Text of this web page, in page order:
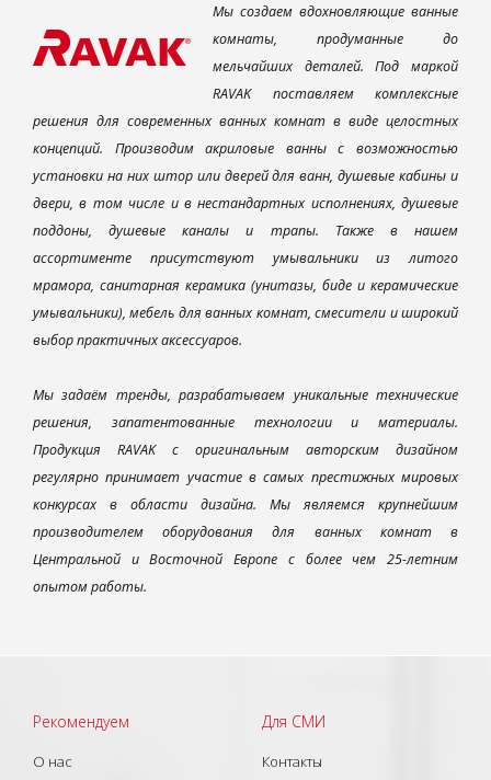
Мы создаем вдохновляющие ванные
комнаты, продуманные до
мельчайших деталей. Под маркой
RAVAK поставляем комплексные
решения для современных ванных комнат в виде целостных
концепций. Производим акриловые ванны с возможностью
установки на них штор или дверей для ванн, душевые кабины и
двери, в том числе и в нестандартных исполнениях, душевые
поддоны, душевые каналы и трапы. Также в нашем
ассортименте присутствуют умывальники из литого
мрамора, санитарная керамика (унитазы, биде и керамические
умывальники), мебель для ванных комнат, смесители и широкий
выбор практичных аксессуаров.
Мы задаём тренды, разрабатываем уникальные технические
решения, запатентованные технологии и материалы.
Продукция RAVAK с оригинальным авторским дизайном
регулярно принимает участие в самых престижных мировых
конкурсах в области дизайна. Мы являемся крупнейшим
производителем оборудования для ванных комнат в
Центральной и Восточной Европе с более чем 25-летним
опытом работы.
Рекомендуем
О нас
Для СМИ
Контакты